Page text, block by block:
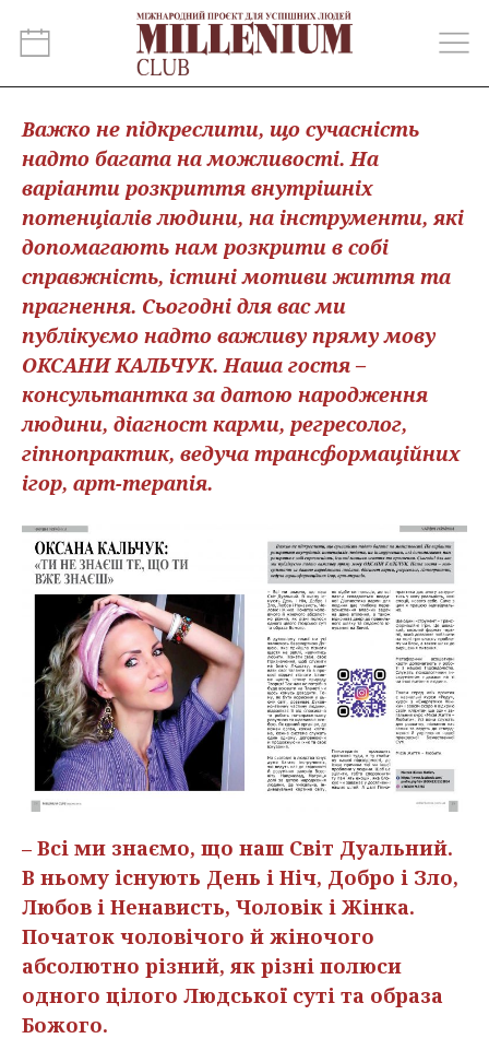
Важко не підкреслити, що сучасність
надто багата на можливості. На
варіанти розкриття внутрішніх
потенціалів людини, на інструменти, які
допомагають нам розкрити в собі
справжність, істині мотиви життя та
прагнення. Сьогодні для вас ми
публікуємо надто важливу пряму мову
ОКСАНИ КАЛЬЧУК. Наша гостя –
консультантка за датою народження
людини, діагност карми, регресолог,
гіпнопрактик, ведуча трансформаційних
ігор, арт-терапія.
– Всі ми знаємо, що наш Світ Дуальний.
В ньому існують День і Ніч, Добро і Зло,
Любов і Ненависть, Чоловік і Жінка.
Початок чоловічого й жіночого
абсолютно різний, як різні полюси
одного цілого Людської суті та образа
Божого.